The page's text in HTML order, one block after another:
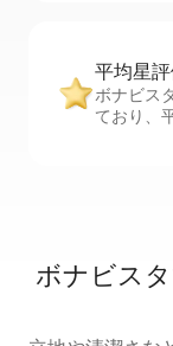
平均星
ボナビス
ており、
ボナビス